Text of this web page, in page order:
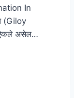
In
(Giloy
असेल…